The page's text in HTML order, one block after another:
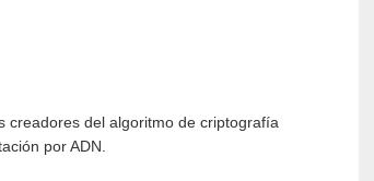
creadores del algoritmo de criptografía
por ADN.